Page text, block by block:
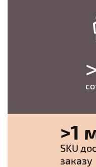
>1
SKU
заказу